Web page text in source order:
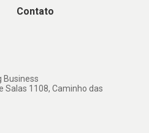
Contato
Business
Salas 1108, Caminho das